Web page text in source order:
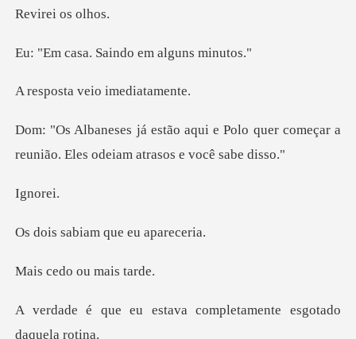
ei os
Saindo em al
veio imed
Polo quer começar a
reunião. Eles
no
iam que eu
o ou mai
tava completamente es